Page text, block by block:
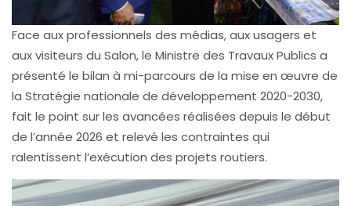
Face aux professionnels des médias, aux usagers et
aux visiteurs du Salon, le Ministre des Travaux Publics a
présenté le bilan à mi-parcours de la mise en œuvre de
la Stratégie nationale de développement 2020-2030,
fait le point sur les avancées réalisées depuis le début
de l’année 2026 et relevé les contraintes qui
ralentissent l’exécution des projets routiers.